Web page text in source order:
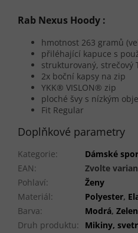
Rab Nexus Hoody :
hmotnost 263 gramů
přiléhající kapuce s
strukturovaný, strečový
2x boční kapsy na zip
YKK® VISLON® zip
ploché švy s nízkým
Fit Regular
Doplňkové parametry
Kategorie:
Dámské
EAN:
Zvolte
Pohlaví:
Ženy
Materiál: Polyester,
Barva: Modrá,
Druh produktu:
Mikiny,